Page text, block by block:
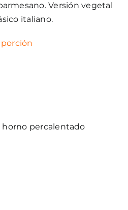
Versión vegetal
italiano.
porción
horno percalentado